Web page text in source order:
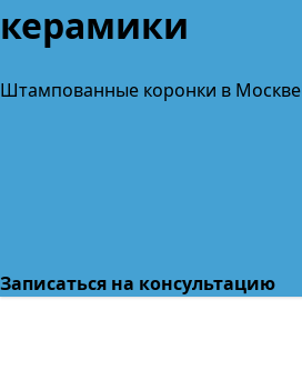
керамики
Штампованные коронки в Москве
Записаться на консультацию